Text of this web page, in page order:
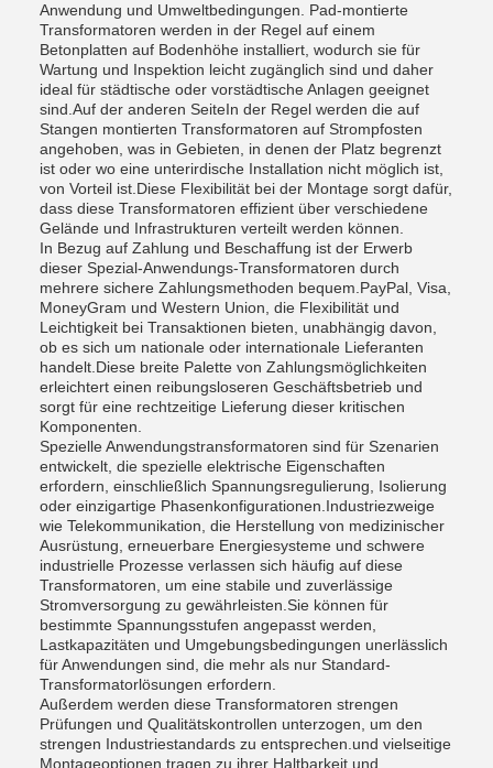
Anwendung und Umweltbedingungen. Pad-montierte
Transformatoren werden in der Regel auf einem
Betonplatten auf Bodenhöhe installiert, wodurch sie für
Wartung und Inspektion leicht zugänglich sind und daher
ideal für städtische oder vorstädtische Anlagen geeignet
sind.Auf der anderen SeiteIn der Regel werden die auf
Stangen montierten Transformatoren auf Strompfosten
angehoben, was in Gebieten, in denen der Platz begrenzt
ist oder wo eine unterirdische Installation nicht möglich ist,
von Vorteil ist.Diese Flexibilität bei der Montage sorgt dafür,
dass diese Transformatoren effizient über verschiedene
Gelände und Infrastrukturen verteilt werden können.
In Bezug auf Zahlung und Beschaffung ist der Erwerb
dieser Spezial-Anwendungs-Transformatoren durch
mehrere sichere Zahlungsmethoden bequem.PayPal, Visa,
MoneyGram und Western Union, die Flexibilität und
Leichtigkeit bei Transaktionen bieten, unabhängig davon,
ob es sich um nationale oder internationale Lieferanten
handelt.Diese breite Palette von Zahlungsmöglichkeiten
erleichtert einen reibungsloseren Geschäftsbetrieb und
sorgt für eine rechtzeitige Lieferung dieser kritischen
Komponenten.
Spezielle Anwendungstransformatoren sind für Szenarien
entwickelt, die spezielle elektrische Eigenschaften
erfordern, einschließlich Spannungsregulierung, Isolierung
oder einzigartige Phasenkonfigurationen.Industriezweige
wie Telekommunikation, die Herstellung von medizinischer
Ausrüstung, erneuerbare Energiesysteme und schwere
industrielle Prozesse verlassen sich häufig auf diese
Transformatoren, um eine stabile und zuverlässige
Stromversorgung zu gewährleisten.Sie können für
bestimmte Spannungsstufen angepasst werden,
Lastkapazitäten und Umgebungsbedingungen unerlässlich
für Anwendungen sind, die mehr als nur Standard-
Transformatorlösungen erfordern.
Außerdem werden diese Transformatoren strengen
Prüfungen und Qualitätskontrollen unterzogen, um den
strengen Industriestandards zu entsprechen.und vielseitige
Montageoptionen tragen zu ihrer Haltbarkeit und